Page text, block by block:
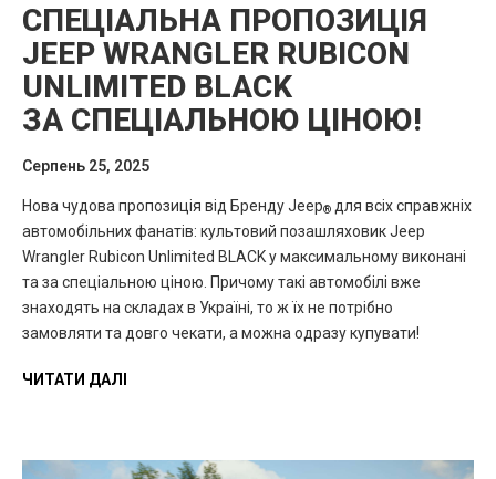
СПЕЦІАЛЬНА ПРОПОЗИЦІЯ
JEEP WRANGLER RUBICON
UNLIMITED BLACK
ЗА СПЕЦІАЛЬНОЮ ЦІНОЮ!
Серпень 25, 2025
Нова чудова пропозиція від Бренду Jeep® для всіх справжніх
автомобільних фанатів: культовий позашляховик Jeep
Wrangler Rubicon Unlimited BLACK у максимальному виконані
та за спеціальною ціною. Причому такі автомобілі вже
знаходять на складах в Україні, то ж їх не потрібно
замовляти та довго чекати, а можна одразу купувати!
ЧИТАТИ ДАЛІ